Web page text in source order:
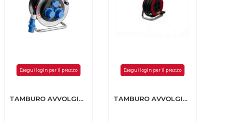
Esegui login per il prezzo
TAMBURO AVVOLGICAVO 230VOLT-3G2,5MM. 25METRI
Esegui login per il prezzo
TAMBURO AVVOLGICAVO COMPATTO ST 230VOLT-3G1,5MM. 25METRI